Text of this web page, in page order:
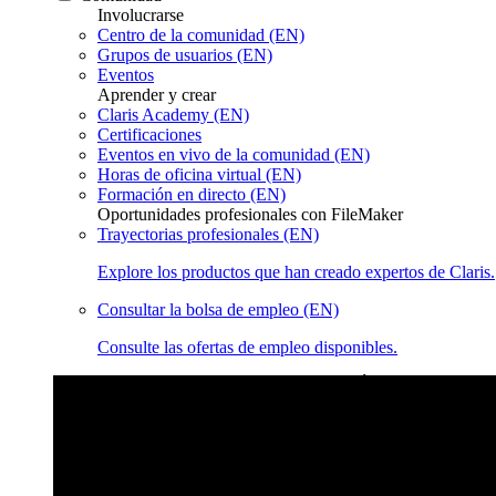
Involucrarse
Centro de la comunidad (EN)
Grupos de usuarios (EN)
Eventos
Aprender y crear
Claris Academy (EN)
Certificaciones
Eventos en vivo de la comunidad (EN)
Horas de oficina virtual (EN)
Formación en directo (EN)
Oportunidades profesionales con FileMaker
Trayectorias profesionales (EN)
Explore los productos que han creado expertos de Claris.
Consultar la bolsa de empleo (EN)
Consulte las ofertas de empleo disponibles.